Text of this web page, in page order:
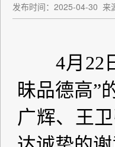
发布时间：2025-04-30 来